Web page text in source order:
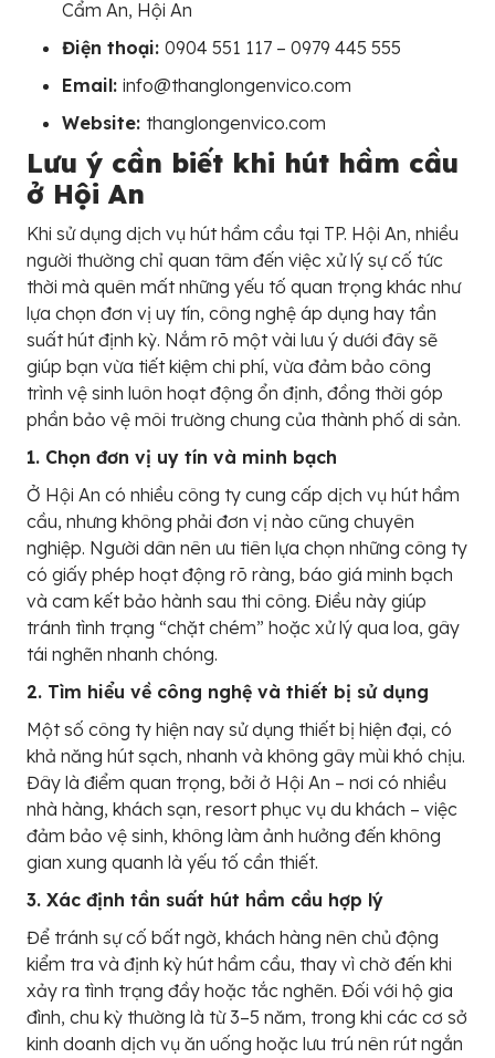
Cẩm An, Hội An
Điện thoại: 0904 551 117 – 0979 445 555
Email: info@thanglongenvico.com
Website: thanglongenvico.com
Lưu ý cần biết khi hút hầm cầu
ở Hội An
Khi sử dụng dịch vụ hút hầm cầu tại TP. Hội An, nhiều
người thường chỉ quan tâm đến việc xử lý sự cố tức
thời mà quên mất những yếu tố quan trọng khác như
lựa chọn đơn vị uy tín, công nghệ áp dụng hay tần
suất hút định kỳ. Nắm rõ một vài lưu ý dưới đây sẽ
giúp bạn vừa tiết kiệm chi phí, vừa đảm bảo công
trình vệ sinh luôn hoạt động ổn định, đồng thời góp
phần bảo vệ môi trường chung của thành phố di sản.
1. Chọn đơn vị uy tín và minh bạch
Ở Hội An có nhiều công ty cung cấp dịch vụ hút hầm
cầu, nhưng không phải đơn vị nào cũng chuyên
nghiệp. Người dân nên ưu tiên lựa chọn những công ty
có giấy phép hoạt động rõ ràng, báo giá minh bạch
và cam kết bảo hành sau thi công. Điều này giúp
tránh tình trạng “chặt chém” hoặc xử lý qua loa, gây
tái nghẽn nhanh chóng.
2. Tìm hiểu về công nghệ và thiết bị sử dụng
Một số công ty hiện nay sử dụng thiết bị hiện đại, có
khả năng hút sạch, nhanh và không gây mùi khó chịu.
Đây là điểm quan trọng, bởi ở Hội An – nơi có nhiều
nhà hàng, khách sạn, resort phục vụ du khách – việc
đảm bảo vệ sinh, không làm ảnh hưởng đến không
gian xung quanh là yếu tố cần thiết.
3. Xác định tần suất hút hầm cầu hợp lý
Để tránh sự cố bất ngờ, khách hàng nên chủ động
kiểm tra và định kỳ hút hầm cầu, thay vì chờ đến khi
xảy ra tình trạng đầy hoặc tắc nghẽn. Đối với hộ gia
đình, chu kỳ thường là từ 3–5 năm, trong khi các cơ sở
kinh doanh dịch vụ ăn uống hoặc lưu trú nên rút ngắn